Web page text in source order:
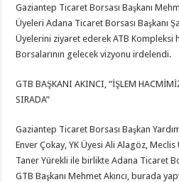
Gaziantep Ticaret Borsası Başkanı
Üyeleri Adana Ticaret Borsası Başkanı
Üyelerini ziyaret ederek ATB Kompleksi
Borsalarının gelecek vizyonu irdelendi.
GTB BAŞKANI AKINCI, “İŞLEM
SIRADA”
Gaziantep Ticaret Borsası Başkan
Enver Çokay, YK Üyesi Ali Alagöz,
Taner Yürekli ile birlikte Adana Ticaret
GTB Başkanı Mehmet Akıncı, burada